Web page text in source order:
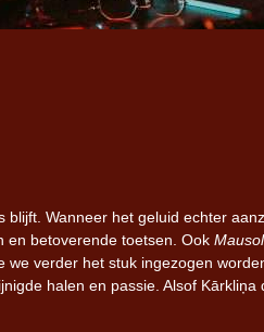
blijft. Wanneer het geluid echter
en betoverende toetsen. Ook
verder het stuk ingezogen
halen en passie. Alsof Kārkliņa